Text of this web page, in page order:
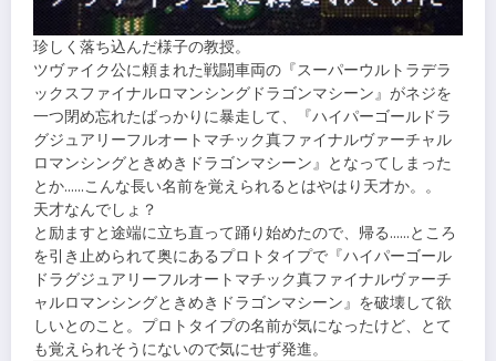
珍しく落ち込んだ様子の教授。
ツヴァイク公に頼まれた戦闘車両の『スーパーウルトラデラ
ックスファイナルロマンシングドラゴンマシーン』がネジを
一つ閉め忘れたばっかりに暴走して、『ハイパーゴールドラ
グジュアリーフルオートマチック真ファイナルヴァーチャル
ロマンシングときめきドラゴンマシーン』となってしまった
とか……こんな長い名前を覚えられるとはやはり天才か。。
天才なんでしょ？
と励ますと途端に立ち直って踊り始めたので、帰る……ところ
を引き止められて奥にあるプロトタイプで『ハイパーゴール
ドラグジュアリーフルオートマチック真ファイナルヴァーチ
ャルロマンシングときめきドラゴンマシーン』を破壊して欲
しいとのこと。プロトタイプの名前が気になったけど、とて
も覚えられそうにないので気にせず発進。